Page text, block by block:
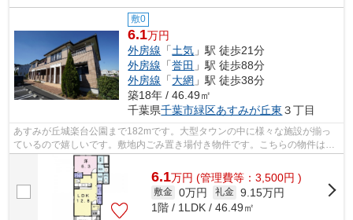
敷0
6.1万円
外房線 「土気 」駅 徒歩21分
外房線 「誉田 」駅 徒歩88分
外房線 「大網 」駅 徒歩38分
築18年 / 46.49㎡
千葉県千葉市緑区あすみが丘東 ３丁目
あすみが丘城楽台公園まで182mです。大型タウンの中に様々な施設が揃っ
ているので嬉しいです。敷地内ごみ置き場付き物件です。こちらの物件はイ
ンターネットをご利用いただけます。お...
6.1万円 (管理費等：3,500円 )
敷金 0万円 礼金 9.15万円
1階 / 1LDK / 46.49㎡